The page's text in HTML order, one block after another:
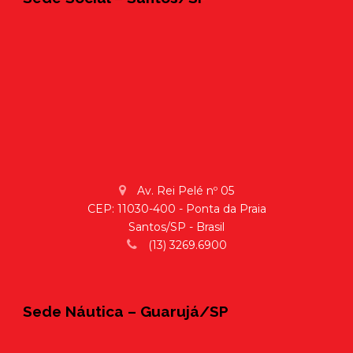
Av. Rei Pelé nº 05
CEP: 11030-400 - Ponta da Praia
Santos/SP - Brasil
(13) 3269.6900
Sede Náutica – Guarujá/SP